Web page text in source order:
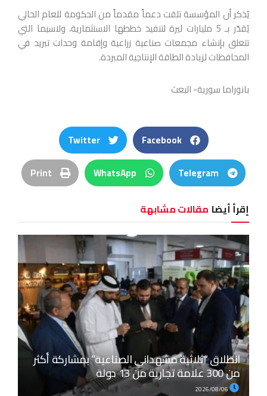
يُذكر أن المؤسسة تلقت دعماً مقدماً من الحكومة للعام الحالي
يُقدّر بـ 5 مليارات ليرة لتنفيذ خططها الاستثمارية، ولاسيما التي
تتعلق بإنشاء مجمعات صناعية زراعية وإقامة وحدات تبريد في
المحافظات لزيادة الطاقة الإنتاجية المبردة.
بانوراما سورية- البعث
Facebook
Twitter
Telegram
WhatsApp
Print
إقرأ أيضا مقالات مشابهة
انطلاق “ثلاثية مشهداني الصناعية” بمشاركة أكثر
من 300 علامة تجارية من 13 دولة
2026/08/06